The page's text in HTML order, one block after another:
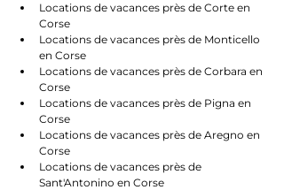
Locations de vacances près de Corte en
Corse
Locations de vacances près de Monticello
en Corse
Locations de vacances près de Corbara en
Corse
Locations de vacances près de Pigna en
Corse
Locations de vacances près de Aregno en
Corse
Locations de vacances près de
Sant'Antonino en Corse